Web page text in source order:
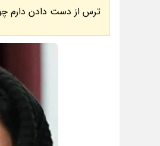
ترس از دست دادن دارم